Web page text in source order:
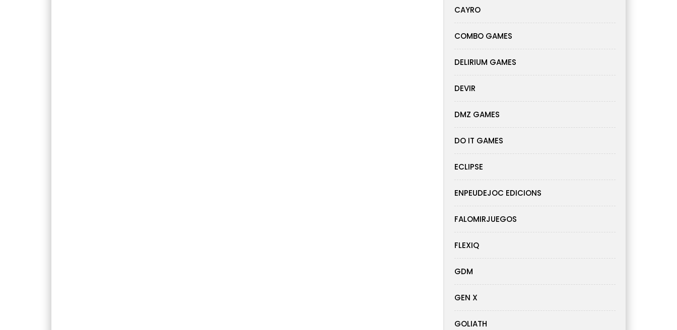
CAYRO
COMBO GAMES
DELIRIUM GAMES
DEVIR
DMZ GAMES
DO IT GAMES
ECLIPSE
ENPEUDEJOC EDICIONS
FALOMIRJUEGOS
FLEXIQ
GDM
GEN X
GOLIATH